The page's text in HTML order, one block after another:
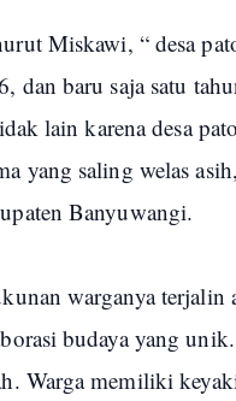
Miskawi, “ desa
dan baru saja satu
lain karena desa
yang saling welas
Banyuwangi.
warganya
budaya yang
Warga memiliki